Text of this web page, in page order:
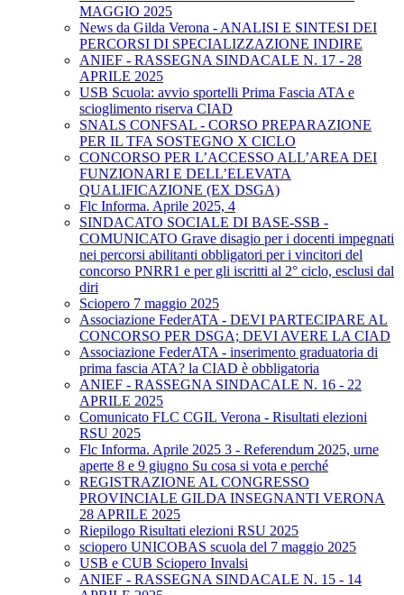
MAGGIO 2025
News da Gilda Verona - ANALISI E SINTESI DEI
PERCORSI DI SPECIALIZZAZIONE INDIRE
ANIEF - RASSEGNA SINDACALE N. 17 - 28
APRILE 2025
USB Scuola: avvio sportelli Prima Fascia ATA e
scioglimento riserva CIAD
SNALS CONFSAL - CORSO PREPARAZIONE
PER IL TFA SOSTEGNO X CICLO
CONCORSO PER L’ACCESSO ALL’AREA DEI
FUNZIONARI E DELL’ELEVATA
QUALIFICAZIONE (EX DSGA)
Flc Informa. Aprile 2025, 4
SINDACATO SOCIALE DI BASE-SSB -
COMUNICATO Grave disagio per i docenti impegnati
nei percorsi abilitanti obbligatori per i vincitori del
concorso PNRR1 e per gli iscritti al 2° ciclo, esclusi dal
diri
Sciopero 7 maggio 2025
Associazione FederATA - DEVI PARTECIPARE AL
CONCORSO PER DSGA; DEVI AVERE LA CIAD
Associazione FederATA - inserimento graduatoria di
prima fascia ATA? la CIAD è obbligatoria
ANIEF - RASSEGNA SINDACALE N. 16 - 22
APRILE 2025
Comunicato FLC CGIL Verona - Risultati elezioni
RSU 2025
Flc Informa. Aprile 2025 3 - Referendum 2025, urne
aperte 8 e 9 giugno Su cosa si vota e perché
REGISTRAZIONE AL CONGRESSO
PROVINCIALE GILDA INSEGNANTI VERONA
28 APRILE 2025
Riepilogo Risultati elezioni RSU 2025
sciopero UNICOBAS scuola del 7 maggio 2025
USB e CUB Sciopero Invalsi
ANIEF - RASSEGNA SINDACALE N. 15 - 14